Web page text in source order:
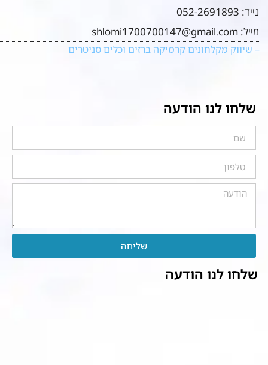
נייד: 052-2691893
מייל: shlomi1700700147@gmail.com
– שיווק מקלחונים קרמיקה ברזים וכלים סניטרים
שלחו לנו הודעה
שליחה
שלחו לנו הודעה